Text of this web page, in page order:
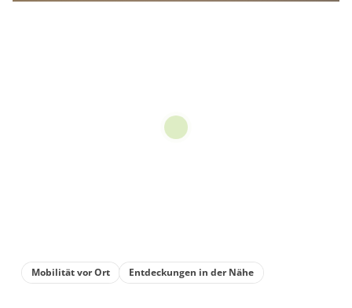
Mobilität vor Ort Entdeckungen in der Nähe